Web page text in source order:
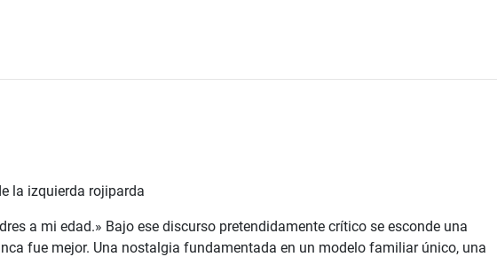
la izquierda rojiparda
a mi edad.» Bajo ese discurso pretendidamente crítico se esconde una
fue mejor. Una nostalgia fundamentada en un modelo familiar único, una